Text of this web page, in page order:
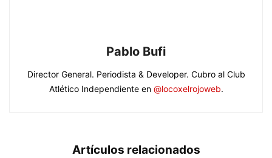
Pablo Bufi
Director General. Periodista & Developer. Cubro al Club
Atlético Independiente en @locoxelrojoweb.
Artículos relacionados